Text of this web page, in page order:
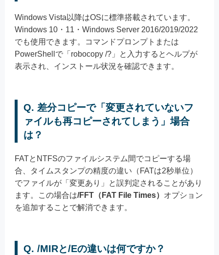
Windows Vista以降はOSに標準搭載されています。
Windows 10・11・Windows Server 2016/2019/2022
でも使用できます。コマンドプロンプトまたは
PowerShellで「robocopy /?」と入力するとヘルプが
表示され、インストール状況を確認できます。
Q. 差分コピーで「変更されていないフ
ァイルも再コピーされてしまう」場合
は？
FATとNTFSのファイルシステム間でコピーする場
合、タイムスタンプの精度の違い（FATは2秒単位）
でファイルが「変更あり」と誤判定されることがあり
ます。この場合は/FFT（FAT File Times） オプション
を追加することで解消できます。
Q. /MIRと/Eの違いは何ですか？